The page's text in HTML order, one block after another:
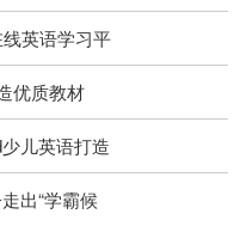
英语学习平
优质教材
儿英语打造
出“学霸候